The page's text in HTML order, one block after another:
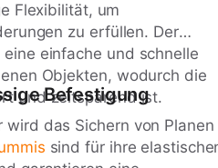
Flexibilität, um
zu erfüllen. Der
eine einfache und schnelle
Objekten, wodurch die
und zeitsparend ist.
Befestigung
wird das Sichern von Planen
sind für ihre